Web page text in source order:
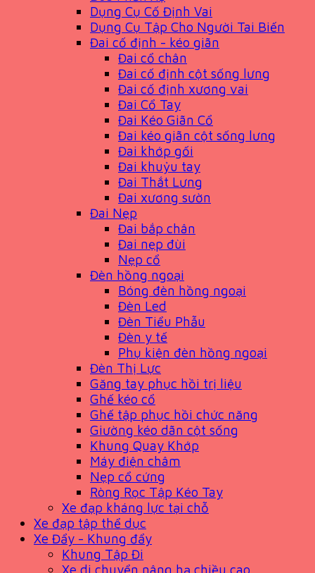
Dụng Cụ Cố Định Vai
Dụng Cụ Tập Cho Người Tai Biến
Đai cố định - kéo giãn
Đai cổ chân
Đai cố định cột sống lưng
Đai cố định xương vai
Đai Cổ Tay
Đai Kéo Giãn Cổ
Đai kéo giãn cột sống lưng
Đai khớp gối
Đai khuỷu tay
Đai Thắt Lưng
Đai xương sườn
Đai Nẹp
Đai bắp chân
Đai nẹp đùi
Nẹp cổ
Đèn hồng ngoại
Bóng đèn hồng ngoại
Đèn Led
Đèn Tiểu Phẫu
Đèn y tế
Phụ kiện đèn hồng ngoại
Đèn Thị Lực
Găng tay phục hồi trị liệu
Ghế kéo cổ
Ghế tập phục hồi chức năng
Giường kéo dãn cột sống
Khung Quay Khớp
Máy điện châm
Nẹp cổ cứng
Ròng Rọc Tập Kéo Tay
Xe đạp kháng lực tại chỗ
Xe đạp tập thể dục
Xe Đẩy - Khung đẩy
Khung Tập Đi
Xe di chuyển nâng hạ chiều cao